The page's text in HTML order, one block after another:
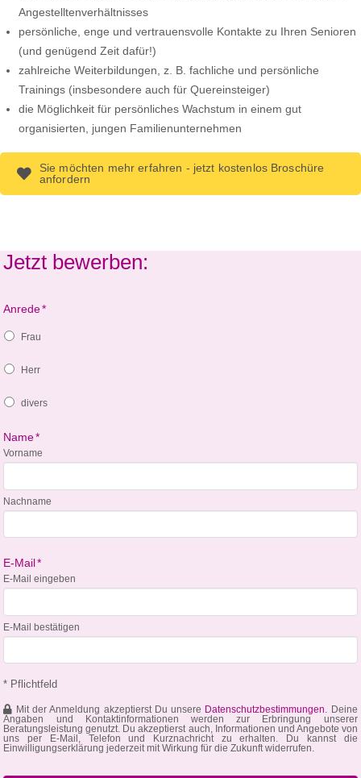
Angestelltenverhältnisses
persönliche, enge und vertrauensvolle Kontakte zu Ihren Senioren
(und genügend Zeit dafür!)
zahlreiche Weiterbildungen, z. B. fachliche und persönliche
Trainings (insbesondere auch für Quereinsteiger)
die Möglichkeit für persönliches Wachstum in einem gut
organisierten, jungen Familienunternehmen
Sie möchten mehr erfahren - jetzt kostenlos Broschüre
anfordern
Jetzt bewerben:
Anrede*
Frau
Herr
divers
Name*
Vorname
Nachname
E-Mail*
E-Mail eingeben
E-Mail bestätigen
* Pflichtfeld
Mit der Anmeldung akzeptierst Du unsere Datenschutzbestimmungen. Deine
Angaben und Kontaktinformationen werden zur Erbringung unserer
Beratungsleistung genutzt. Du akzeptierst auch, Informationen und Angebote von
uns per E-Mail, Telefon und Kurznachricht zu erhalten. Du kannst die
Einwilligungserklärung jederzeit mit Wirkung für die Zukunft widerrufen.